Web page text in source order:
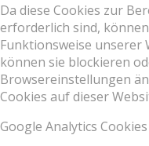
Da diese Cookies zur
erforderlich sind,
Funktionsweise unserer
können sie blockieren
Browsereinstellungen
Cookies auf dieser
Google Analytics Cookies